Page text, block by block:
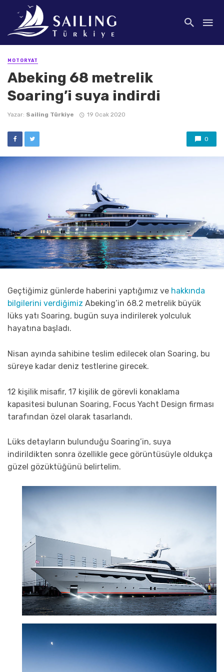
MOTORYAT
Abeking 68 metrelik
Soaring’i suya indirdi
Yazar: Sailing Türkiye 19 Ocak 2020
0
Geçtiğimiz günlerde haberini yaptığımız ve hakkında
bilgilerini verdiğimiz Abeking’in 68.2 metrelik büyük
lüks yatı Soaring, bugün suya indirilerek yolculuk
hayatına başladı.
Nisan ayında sahibine teslim edilecek olan Soaring, bu
süreye kadar deniz testlerine girecek.
12 kişilik misafir, 17 kişilik de görevli konaklama
kapasitesi bulunan Soaring, Focus Yacht Design firması
tarafından özel olarak tasarlandı.
Lüks detayların bulunduğu Soaring’in, suya
indirildikten sonra özellikle gece görüntüsüyle oldukça
güzel gözüktüğünü belirtelim.